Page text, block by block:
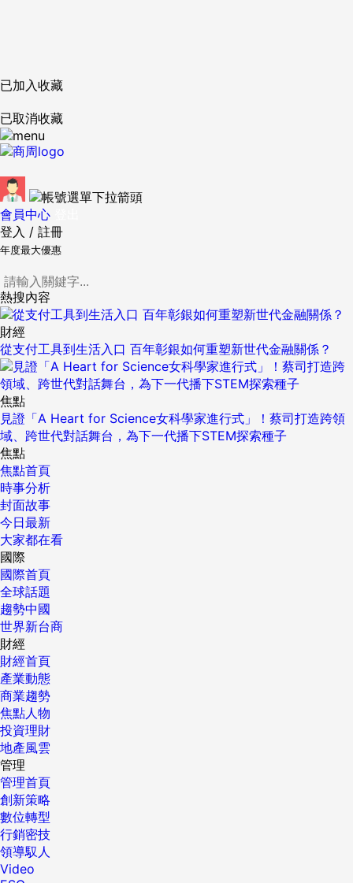
已加入收藏
已取消收藏
會員中心
登入 / 註冊
年度最大優惠
熱搜內容
財經
從支付工具到生活入口 百年彰銀如何重塑新世代金融關係？
焦點
見證「A Heart for Science女科學家進行式」！蔡司打造跨領
域、跨世代對話舞台，為下一代播下STEM探索種子
焦點
焦點首頁
時事分析
封面故事
今日最新
大家都在看
國際
國際首頁
全球話題
趨勢中國
世界新台商
財經
財經首頁
產業動態
商業趨勢
焦點人物
投資理財
地產風雲
管理
管理首頁
創新策略
數位轉型
行銷密技
領導馭人
Video